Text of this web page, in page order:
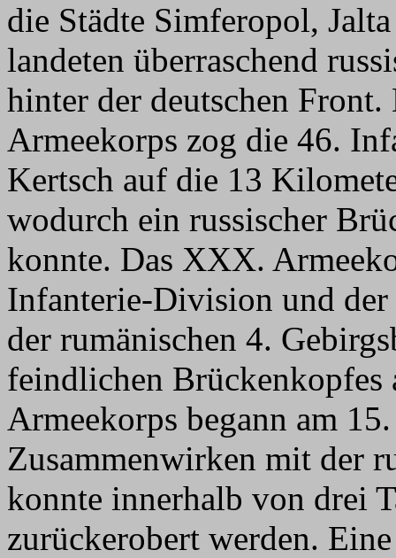
die Städte Simferopol,
landeten überraschend
hinter der deutschen
Armeekorps zog die 46.
Kertsch auf die 13
wodurch ein russischer
konnte. Das XXX.
Infanterie-Division und
der rumänischen 4.
feindlichen
Armeekorps begann am
Zusammenwirken mit der
konnte innerhalb von drei
zurückerobert werden.